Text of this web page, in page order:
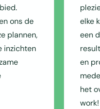
ons de
plannen,
inzichten
elke
een
en
het
work!